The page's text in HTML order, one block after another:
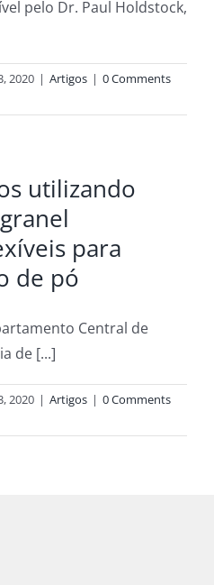
pelo Dr. Paul Holdstock,
2020 | Artigos | 0 Comments
utilizando
para
de pó
Central de
de [...]
2020 | Artigos | 0 Comments